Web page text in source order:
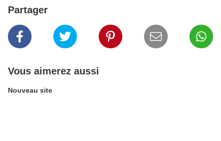
Partager
Vous aimerez aussi
Nouveau site